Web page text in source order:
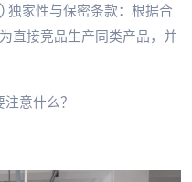
家性与保密条款：根据合
直接竞品生产同类产品，并
意什么？